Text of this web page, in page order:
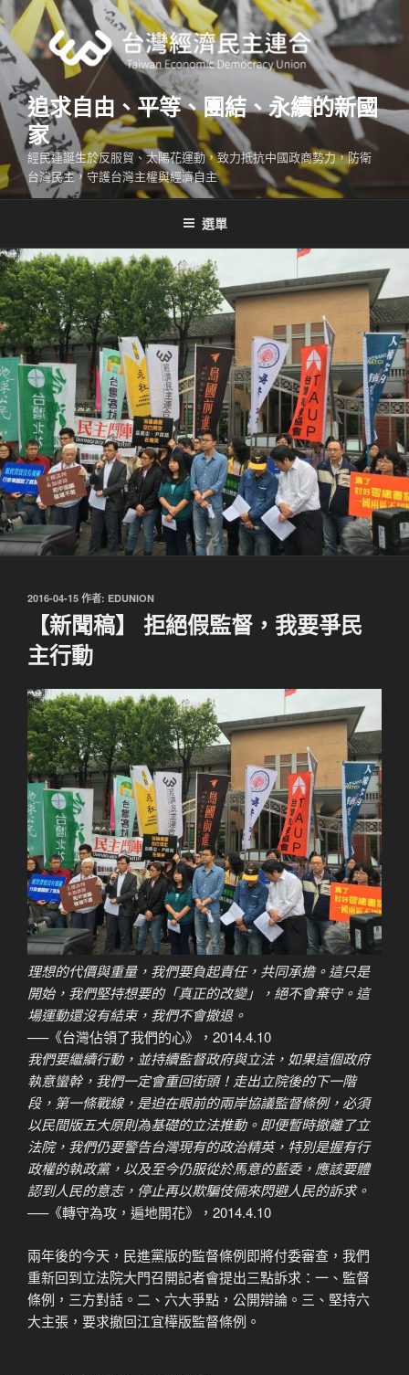
跳
至
主
內
容
追求自由、平等、團結、永續的新國
家
經民連誕生於反服貿、太陽花運動，致力抵抗中國政商勢力，防衛
台灣民主，守護台灣主權與經濟自主
選單
發
2016-04-15 作者: EDUNION
【新聞稿】 拒絕假監督，我要爭民
主行動
理想的代價與重量，我們要負起責任，共同承擔。這只是
開始，我們堅持想要的「真正的改變」，絕不會棄守。這
場運動還沒有結束，我們不會撤退。
—–《台灣佔領了我們的心》，2014.4.10
我們要繼續行動，並持續監督政府與立法，如果這個政府
執意蠻幹，我們一定會重回街頭！走出立院後的下一階
段，第一條戰線，是迫在眼前的兩岸協議監督條例，必須
以民間版五大原則為基礎的立法推動。即便暫時撤離了立
法院，我們仍要警告台灣現有的政治精英，特別是握有行
政權的執政黨，以及至今仍服從於馬意的藍委，應該要體
認到人民的意志，停止再以欺騙伎倆來閃避人民的訴求。
—–《轉守為攻，遍地開花》，2014.4.10
兩年後的今天，民進黨版的監督條例即將付委審查，我們
重新回到立法院大門召開記者會提出三點訴求：一、監督
條例，三方對話。二、六大爭點，公開辯論。三、堅持六
大主張，要求撤回江宜樺版監督條例。